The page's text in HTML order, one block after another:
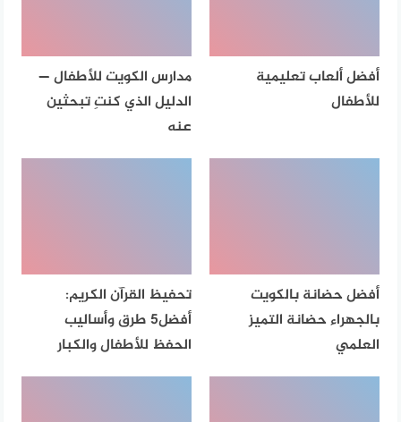
أفضل ألعاب تعليمية
للأطفال
مدارس الكويت للأطفال —
الدليل الذي كنتِ تبحثين
عنه
أفضل حضانة بالكويت
بالجهراء حضانة التميز
العلمي
تحفيظ القرآن الكريم:
أفضل5 طرق وأساليب
الحفظ للأطفال والكبار